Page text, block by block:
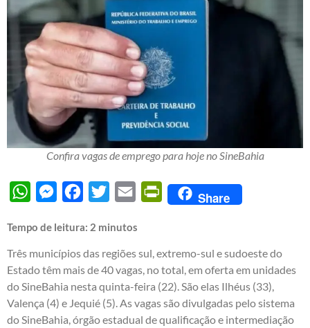
Confira vagas de emprego para hoje no SineBahia
WhatsAppMessengerFacebook
Twitter Email PrintFriendly
Share
Tempo de leitura: 2 minutos
Três municípios das regiões sul, extremo-sul e sudoeste do
Estado têm mais de 40 vagas, no total, em oferta em unidades
do SineBahia nesta quinta-feira (22). São elas Ilhéus (33),
Valença (4) e Jequié (5). As vagas são divulgadas pelo sistema
do SineBahia, órgão estadual de qualificação e intermediação